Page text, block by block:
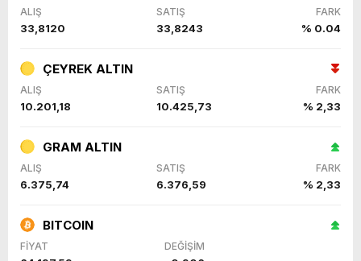
ALIŞ SATIŞ FARK
33,8120 33,8243 % 0.04
ÇEYREK ALTIN
ALIŞ SATIŞ FARK
10.201,18 10.425,73 % 2,33
GRAM ALTIN
ALIŞ SATIŞ FARK
6.375,74 6.376,59 % 2,33
BITCOIN
FİYAT DEĞİŞİM